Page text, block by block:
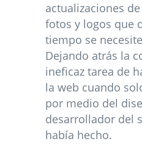
actualizaciones
fotos y logos que
tiempo se
Dejando atrás la
ineficaz tarea de
la web cuando
por medio del
desarrollador del
había hecho.